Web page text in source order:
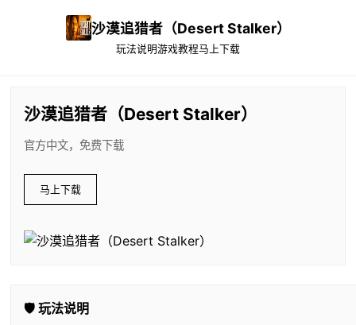
沙漠追猎者（Desert Stalker）
玩法说明游戏教程马上下载
沙漠追猎者（Desert Stalker）
官方中文，免费下载
马上下载
🛡️ 玩法说明